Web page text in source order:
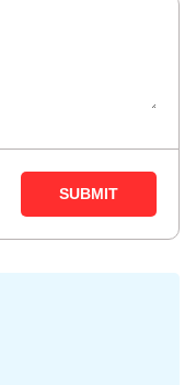
SUBMIT